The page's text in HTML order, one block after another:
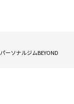
ーソナルジムBEYOND